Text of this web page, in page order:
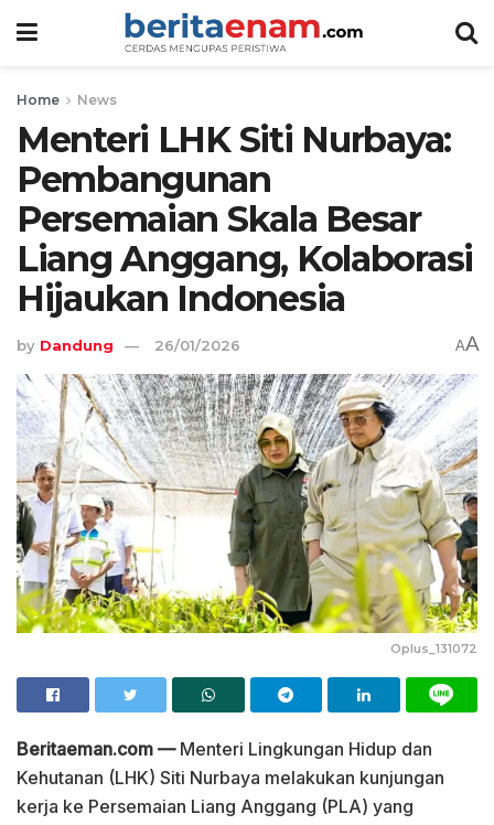
Home News
Menteri LHK Siti Nurbaya:
Pembangunan
Persemaian Skala Besar
Liang Anggang, Kolaborasi
Hijaukan Indonesia
by Dandung 26/01/2026 AA
Oplus_131072
Beritaeman.com —Menteri Lingkungan Hidup dan
Kehutanan (LHK) Siti Nurbaya melakukan kunjungan
kerja ke Persemaian Liang Anggang (PLA) yang